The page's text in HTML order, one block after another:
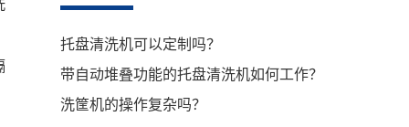
托盘清洗机可以定制吗？
带自动堆叠功能的托盘清洗机如何工作？
洗筐机的操作复杂吗？